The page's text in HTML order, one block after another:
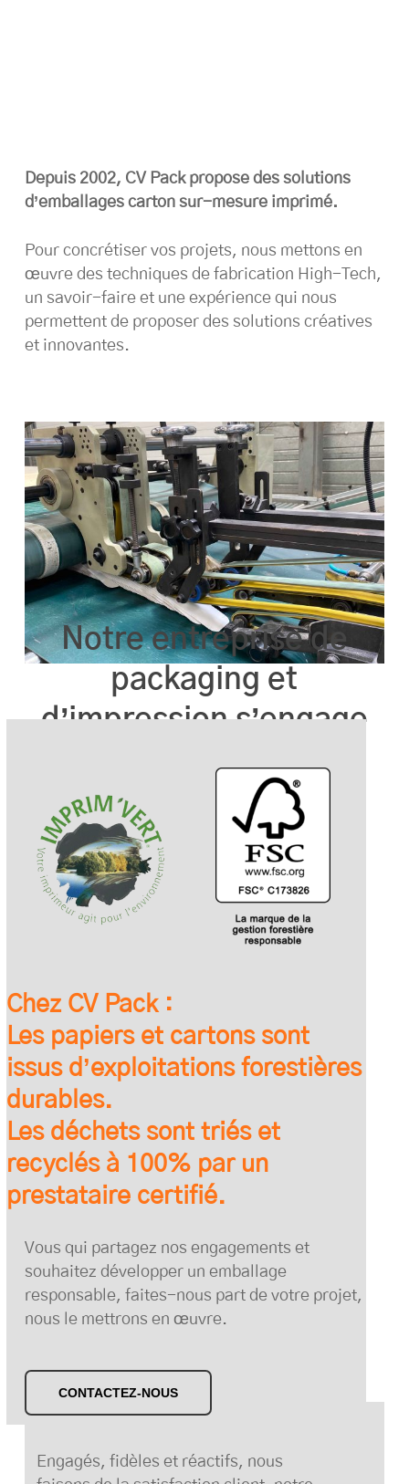
Depuis 2002, CV Pack propose des solutions
d’emballages carton sur-mesure imprimé.
Pour concrétiser vos projets, nous mettons en
œuvre des techniques de fabrication High-Tech,
un savoir-faire et une expérience qui nous
permettent de proposer des solutions créatives
et innovantes.
Notre entreprise de
packaging et
d’impression s’engage
Chez CV Pack :
Les papiers et cartons sont
issus d’exploitations forestières
durables.
Les déchets sont triés et
recyclés à 100% par un
prestataire certifié.
Vous qui partagez nos engagements et
souhaitez développer un emballage
responsable, faites-nous part de votre projet,
nous le mettrons en œuvre.
CONTACTEZ-NOUS
Engagés, fidèles et réactifs, nous